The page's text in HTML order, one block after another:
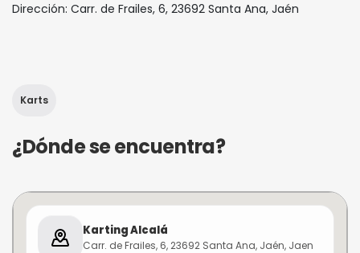
Dirección: Carr. de Frailes, 6, 23692 Santa Ana, Jaén
Karts
¿Dónde se encuentra?
Karting Alcalá
Carr. de Frailes, 6, 23692 Santa Ana, Jaén, Jaen